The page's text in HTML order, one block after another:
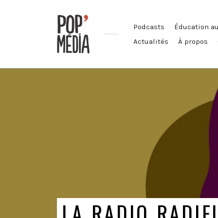
nos
Podcasts Éducation
Actualités
À propos